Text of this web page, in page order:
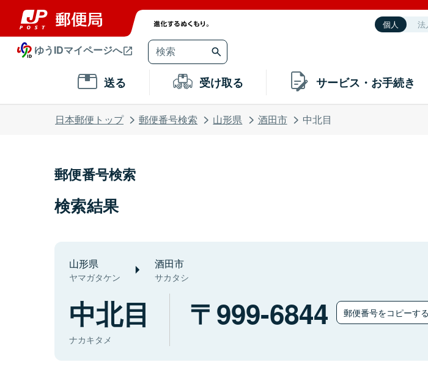
個人 法
ゆうIDマイページへ
送る 受け取る サービス・お手続き
日本郵便トップ 郵便番号検索 山形県 酒田市 中北目
郵便番号検索
検索結果
山形県
ヤマガタケン
酒田市
サカタシ
中北目
ナカキタメ
999-6844 郵便番号をコピーする